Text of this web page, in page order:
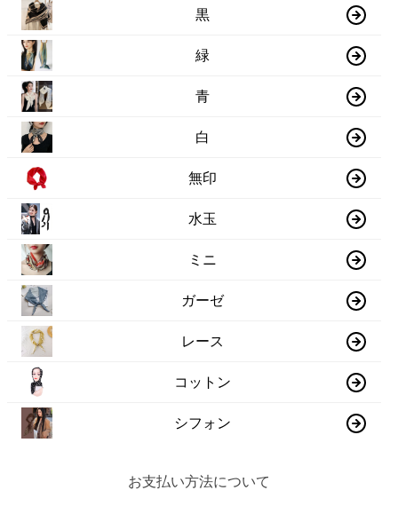
黒
緑
青
白
無印
水玉
ミニ
ガーゼ
レース
コットン
シフォン
お支払い方法について